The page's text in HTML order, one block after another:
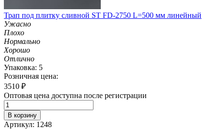
Трап под плитку сливной ST FD-2750 L=500 мм линейный
Ужасно
Плохо
Нормально
Хорошо
Отлично
Упаковка: 5
Розничная цена:
3510 ₽
Оптовая цена доступна после регистрации
В корзину
Артикул: 1248